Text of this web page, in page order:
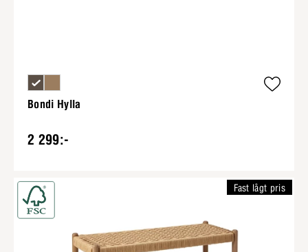
Bondi Hylla
2 299:-
Fast lågt pris